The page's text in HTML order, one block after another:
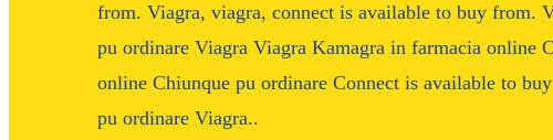
from. Viagra, viagra, connect is available to buy from.
pu ordinare Viagra Viagra Kamagra in farmacia online
online Chiunque pu ordinare Connect is available to
pu ordinare Viagra..